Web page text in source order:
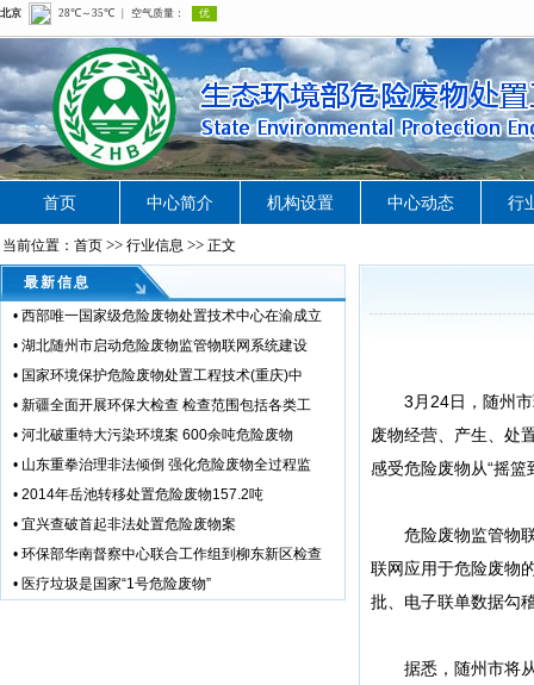
首页 中心简介 机构设置 中心动态 行
当前位置：首页 >> 行业信息 >> 正文
最新信息
• 西部唯一国家级危险废物处置技术中心在渝成立
• 湖北随州市启动危险废物监管物联网系统建设
• 国家环境保护危险废物处置工程技术(重庆)中
• 新疆全面开展环保大检查 检查范围包括各类工
• 河北破重特大污染环境案 600余吨危险废物
• 山东重拳治理非法倾倒 强化危险废物全过程监
• 2014年岳池转移处置危险废物157.2吨
• 宜兴查破首起非法处置危险废物案
• 环保部华南督察中心联合工作组到柳东新区检查
• 医疗垃圾是国家“1号危险废物”
3月24日，随州市
废物经营、产生、处
感受危险废物从“摇
危险废物监管物联
联网应用于危险废物
批、电子联单数据勾
据悉，随州市将从4